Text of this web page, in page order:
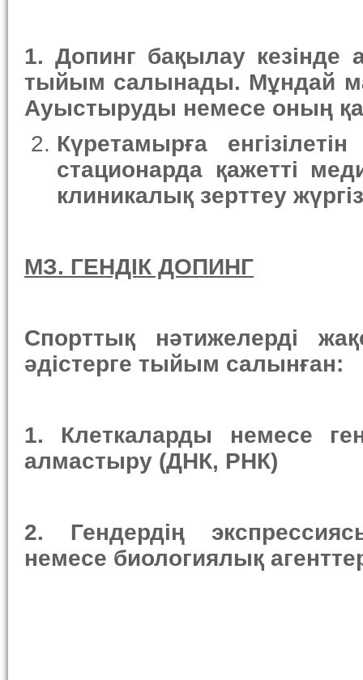
1. Допинг бақылау
тыйым салынады. Мұндай
Ауыстыруды немесе оның
Күретамырға
стационарда қажетті
клиникалық зерттеу
МЗ. ГЕНДІК ДОПИНГ
Спорттық нәтижелерді
әдістерге тыйым салынған:
1. Клеткаларды немесе
алмастыру (ДНК, РНК)
2. Гендердің
немесе биологиялық агент